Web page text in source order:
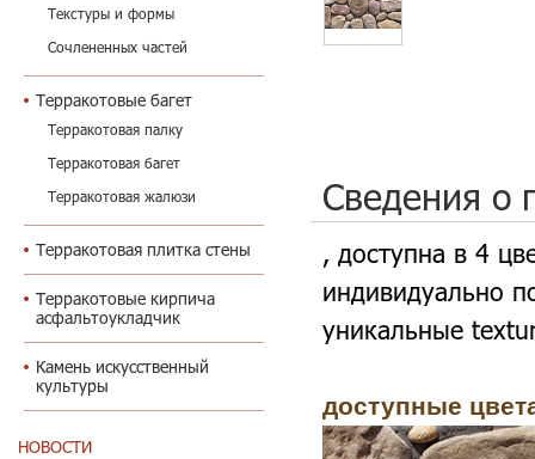
Текстуры и формы
Сочлененных частей
Терракотовые багет
Терракотовая палку
Терракотовая багет
Терракотовая жалюзи
Терракотовая плитка стены
Терракотовые кирпича
асфальтоукладчик
Камень искусственный
культуры
НОВОСТИ
Сведения о
, доступна в 4
индивидуально
уникальные
доступные